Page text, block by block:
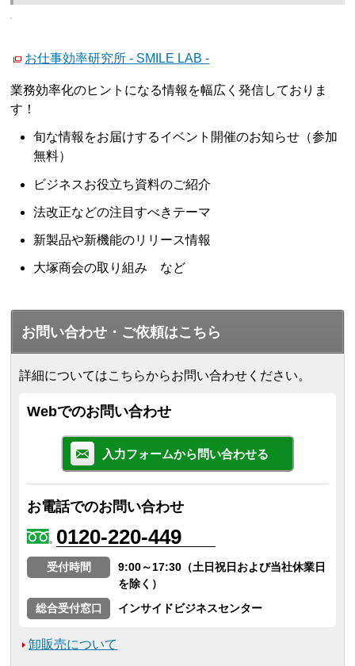
お仕事効率研究所 - SMILE LAB -
業務効率化のヒントになる情報を幅広く発信しておりま
す！
旬な情報をお届けするイベント開催のお知らせ（参加
無料）
ビジネスお役立ち資料のご紹介
法改正などの注目すべきテーマ
新製品や新機能のリリース情報
大塚商会の取り組み など
お問い合わせ・ご依頼はこちら
詳細についてはこちらからお問い合わせください。
Webでのお問い合わせ
入力フォームから問い合わせる
お電話でのお問い合わせ
0120-220-449
受付時間
9:00～17:30（土日祝日および当社休業日
を除く）
総合受付窓口
インサイドビジネスセンター
卸販売について